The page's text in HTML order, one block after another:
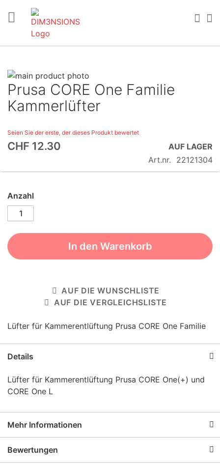
Prusa CORE One Familie
Kammerlüfter
Seien Sie der erste, der dieses Produkt bewertet
CHF 12.30
AUF LAGER
Art.nr.
22121304
Anzahl
In den Warenkorb
AUF DIE WUNSCHLISTE
AUF DIE VERGLEICHSLISTE
Lüfter für Kammerentlüftung Prusa CORE One Familie
Skip
to
the
end
the
images
Skip
to
the
of
the
gallery
Details
Lüfter für Kammerentlüftung Prusa CORE One(+) und
CORE One L
Mehr Informationen
Bewertungen